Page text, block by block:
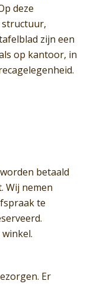
deze
structuur,
zijn een
op kantoor, in
betaald
Wij nemen
te
Er